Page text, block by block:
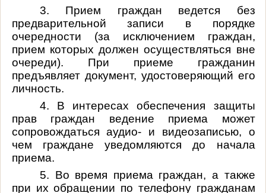
3. Прием граждан ведется без
предварительной записи в порядке
очередности (за исключением граждан,
прием которых должен осуществляться вне
очереди). При приеме гражданин
предъявляет документ, удостоверяющий его
личность.
4. В интересах обеспечения защиты
прав граждан ведение приема может
сопровождаться аудио- и видеозаписью, о
чем граждане уведомляются до начала
приема.
5. Во время приема граждан, а также
при их обращении по телефону гражданам